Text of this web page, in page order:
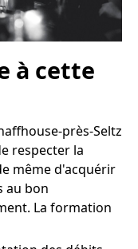
à cette
près-Seltz
respecter la
même d'acquérir
au bon
La formation